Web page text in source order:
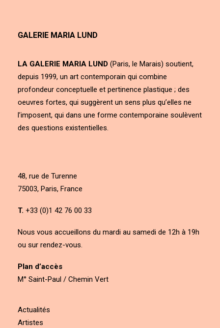
GALERIE MARIA LUND
LA GALERIE MARIA LUND (Paris, le Marais) soutient,
depuis 1999, un art contemporain qui combine
profondeur conceptuelle et pertinence plastique ; des
oeuvres fortes, qui suggèrent un sens plus qu’elles ne
l’imposent, qui dans une forme contemporaine soulèvent
des questions existentielles.
48, rue de Turenne
75003, Paris, France
T. +33 (0)1 42 76 00 33
Nous vous accueillons du mardi au samedi de 12h à 19h
ou sur rendez-vous.
Plan d’accès
M° Saint-Paul / Chemin Vert
Actualités
Artistes